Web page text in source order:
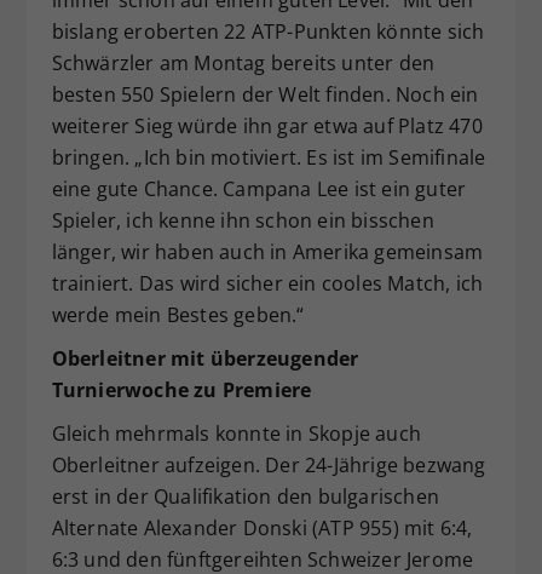
bislang eroberten 22 ATP-Punkten könnte sich
Schwärzler am Montag bereits unter den
besten 550 Spielern der Welt finden. Noch ein
weiterer Sieg würde ihn gar etwa auf Platz 470
bringen. „Ich bin motiviert. Es ist im Semifinale
eine gute Chance. Campana Lee ist ein guter
Spieler, ich kenne ihn schon ein bisschen
länger, wir haben auch in Amerika gemeinsam
trainiert. Das wird sicher ein cooles Match, ich
werde mein Bestes geben.“
Oberleitner mit überzeugender
Turnierwoche zu Premiere
Gleich mehrmals konnte in Skopje auch
Oberleitner aufzeigen. Der 24-Jährige bezwang
erst in der Qualifikation den bulgarischen
Alternate Alexander Donski (ATP 955) mit 6:4,
6:3 und den fünftgereihten Schweizer Jerome